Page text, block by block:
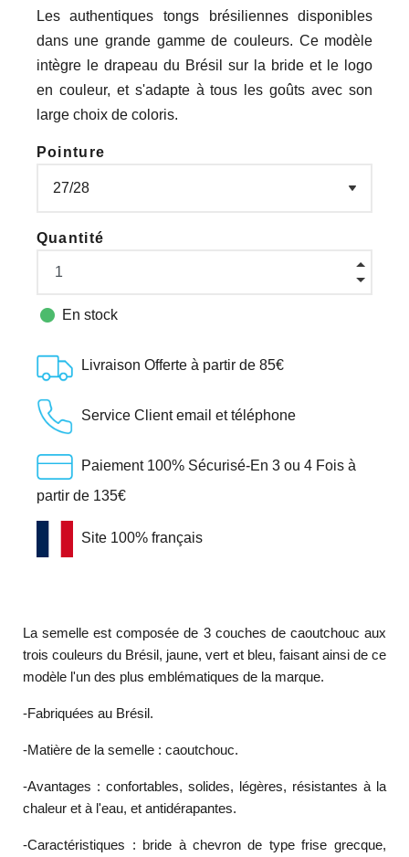
Les authentiques tongs brésiliennes disponibles
dans une grande gamme de couleurs. Ce modèle
intègre le drapeau du Brésil sur la bride et le logo
en couleur, et s'adapte à tous les goûts avec son
large choix de coloris.
Pointure
Quantité
 En stock
Livraison Offerte à partir de 85€
Service Client email et téléphone
Paiement 100% Sécurisé-En 3 ou 4 Fois à
partir de 135€
Site 100% français
La semelle est composée de 3 couches de caoutchouc aux
trois couleurs du Brésil, jaune, vert et bleu, faisant ainsi de ce
modèle l'un des plus emblématiques de la marque.
-Fabriquées au Brésil.
-Matière de la semelle : caoutchouc.
-Avantages : confortables, solides, légères, résistantes à la
chaleur et à l'eau, et antidérapantes.
-Caractéristiques : bride à chevron de type frise grecque,